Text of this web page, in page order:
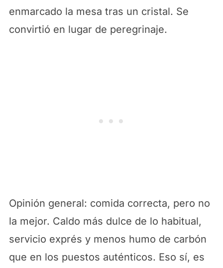
enmarcado la mesa tras un cristal. Se
convirtió en lugar de peregrinaje.
Opinión general: comida correcta, pero no
la mejor. Caldo más dulce de lo habitual,
servicio exprés y menos humo de carbón
que en los puestos auténticos. Eso sí, es